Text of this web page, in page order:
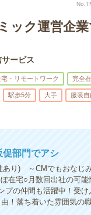
ック運営企
ービス
宅・リモートワーク 完全
駅歩5分 大手 服装自
促部門でアシ
あり) ～CMでもおなじ
在宅○月数回出社の可能
プの仲間も活躍中！受け
！落ち着いた雰囲気の職